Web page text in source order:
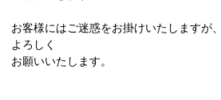
お客様にはご迷惑をお掛けいたしますが
よろしく
お願いいたします。